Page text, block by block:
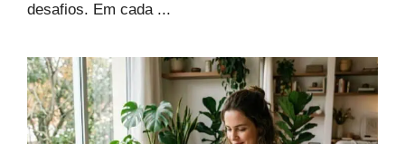
desafios. Em cada ...